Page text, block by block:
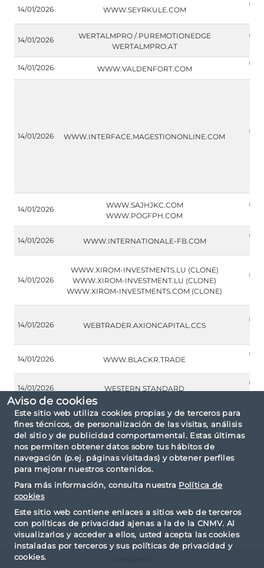
Aviso de cookies
Este sitio web utiliza cookies propias y de terceros para
fines técnicos, de personalización de las visitas, análisis
del sitio y de publicidad comportamental. Estas últimas
nos permiten obtener datos sobre tus hábitos de
navegación (p.ej. páginas visitadas) y obtener perfiles
para mejorar nuestros contenidos.
Para más información, consulta nuestra Política de
cookies
Este sitio web contiene enlaces a sitios web de terceros
con políticas de privacidad ajenas a la de la CNMV. Al
visualizarlos y acceder a ellos, usted acepta las cookies
instaladas por terceros y sus políticas de privacidad y
cookies.
14/01/2026 WWW.SEYRKULE.COM
14/01/2026
WERTALMPRO / PUREMOTIONEDGE
WERTALMPRO.AT
14/01/2026 WWW.VALDENFORT.COM
14/01/2026 WWW.INTERFACE.MAGESTIONONLINE.COM
14/01/2026
WWW.SAJHJKC.COM
WWW.POGFPH.COM
14/01/2026 WWW.INTERNATIONALE-FB.COM
14/01/2026
WWW.XIROM-INVESTMENTS.LU (CLONE)
WWW.XIROM-INVESTMENT.LU (CLONE)
WWW.XIROM-INVESTMENTS.COM (CLONE)
14/01/2026 WEBTRADER.AXIONCAPITAL.CCS
14/01/2026 WWW.BLACKR.TRADE
14/01/2026 WESTERN STANDARD
Criterios de consulta: por tipo No autorizadas,
por inicial W.